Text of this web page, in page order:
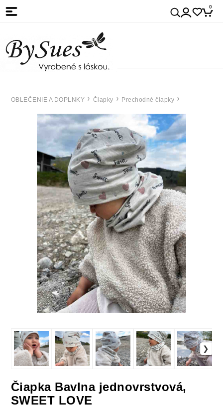
0
OBLEČENIE A DOPLNKY Čiapky Prechodné čiapky
Čiapka Bavlna jednovrstvová,
SWEET LOVE